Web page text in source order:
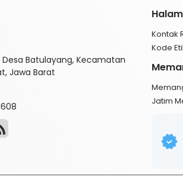
Desa Batulayang, Kecamatan
Jawa Barat
Kontak
Kode
Jatim